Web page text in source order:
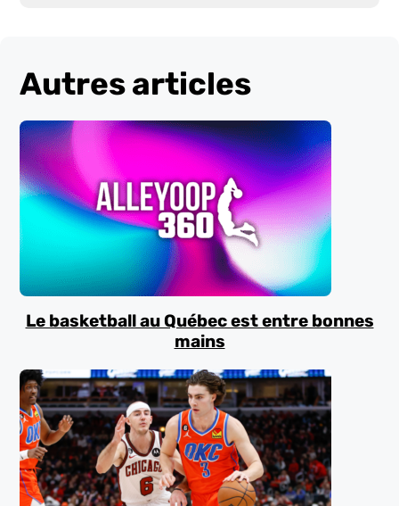
Autres articles
Le basketball au Québec est entre bonnes
mains